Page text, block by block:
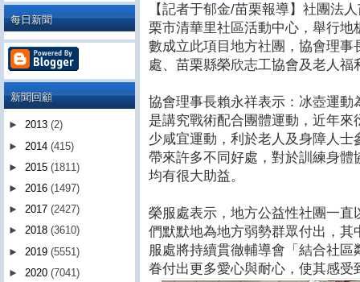
【記者于郁金/苗栗報導】社團法
栗市清華里社區活動中心，舉行
數成立此項目地方社團，協會理
處、苗栗縣榮欣志工協會及老人
協會理事長賴永祥表示：冰壺運
是講究戰術配合團體運動，近年
少咸宜運動，利於老人及身障人
帶來許多不同好處，對於訓練身
均有很大助益。
榮服處表示，地方公益性社團一
們默默地為地方弱勢群眾付出，
服處將持續貫徹輔導會「結合社
眷付出更多愛心與耐心，使其感受
每日新聞
新聞回顧
► 2013 (2)
► 2014 (415)
► 2015 (1811)
► 2016 (1497)
► 2017 (2427)
► 2018 (3610)
► 2019 (5551)
► 2020 (7041)